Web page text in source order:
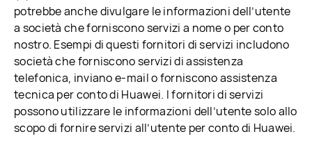
potrebbe anche divulgare le informazioni dell’utente
a società che forniscono servizi a nome o per conto
nostro. Esempi di questi fornitori di servizi includono
società che forniscono servizi di assistenza
telefonica, inviano e-mail o forniscono assistenza
tecnica per conto di Huawei. I fornitori di servizi
possono utilizzare le informazioni dell’utente solo allo
scopo di fornire servizi all’utente per conto di Huawei.